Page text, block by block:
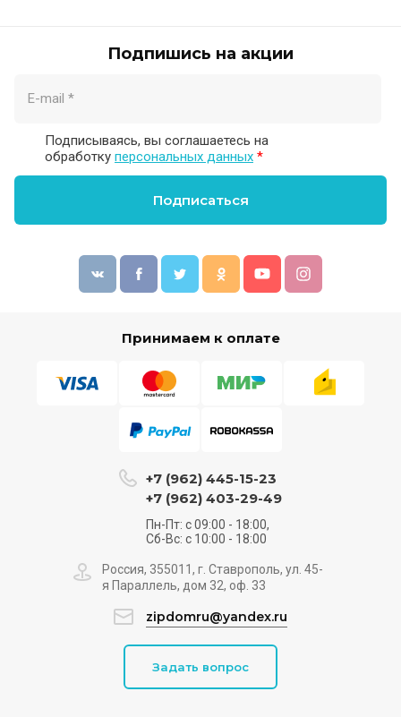
Подпишись на акции
Подписываясь, вы соглашаетесь на
обработку персональных данных *
Подписаться
Принимаем к оплате
+7 (962) 445-15-23
+7 (962) 403-29-49
Пн-Пт: с 09:00 - 18:00,
Сб-Вс: с 10:00 - 18:00
Россия, 355011, г. Ставрополь, ул. 45-
я Параллель, дом 32, оф. 33
zipdomru@yandex.ru
Задать вопрос